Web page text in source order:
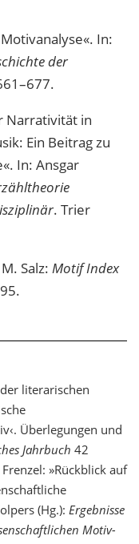
In:
der
Narrativität in
Ein Beitrag zu
In: Ansgar
. Trier
Salz: Motif Index
literarischen
Überlegungen und
Jahrbuch 42
»Rückblick auf
(Hg.): Ergebnisse
Motiv-